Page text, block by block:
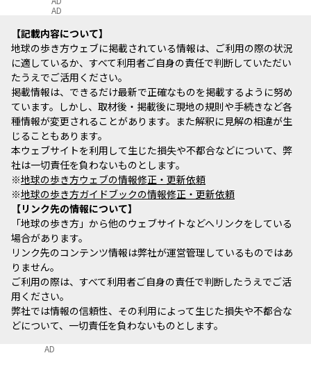
AD
記載内容について
地球の歩き方ウェブに掲載されている情報は、ご利用の際の状況
に適しているか、すべて利用者ご自身の責任で判断していただい
たうえでご活用ください。
掲載情報は、できるだけ最新で正確なものを掲載するように努め
ています。しかし、取材後・掲載後に現地の規則や手続きなど各
種情報が変更されることがあります。また解釈に見解の相違が生
じることもあります。
本ウェブサイトを利用して生じた損失や不都合などについて、弊
社は一切責任を負わないものとします。
※地球の歩き方ウェブの情報修正・更新依頼
※地球の歩き方ガイドブックの情報修正・更新依頼
リンク先の情報について
「地球の歩き方」から他のウェブサイトなどへリンクをしている
場合があります。
リンク先のコンテンツ情報は弊社が運営管理しているものではあ
りません。
ご利用の際は、すべて利用者ご自身の責任で判断したうえでご活
用ください。
弊社では情報の信頼性、その利用によって生じた損失や不都合な
どについて、一切責任を負わないものとします。
AD